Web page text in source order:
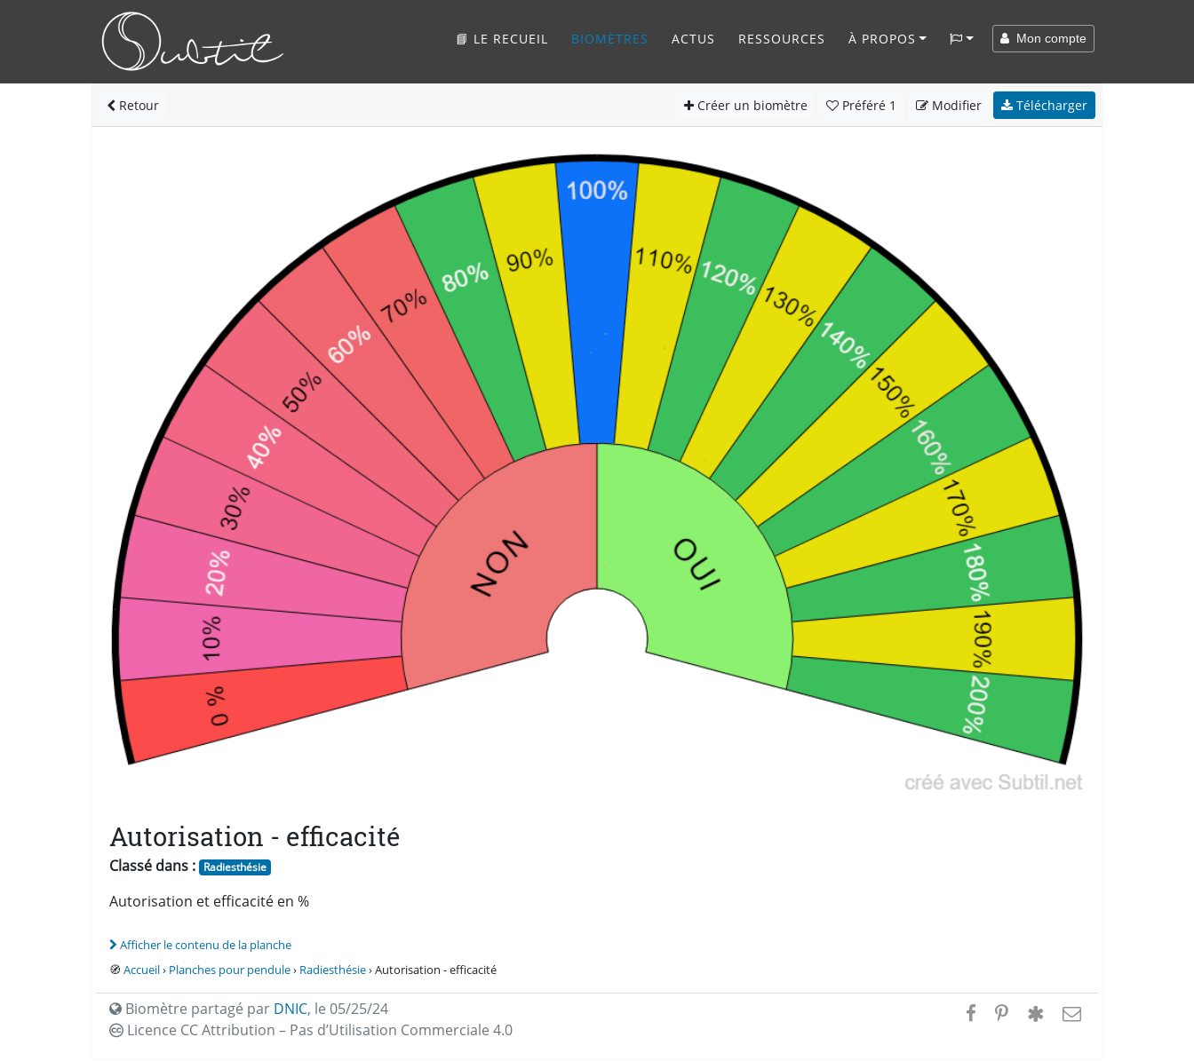
📘 LE RECUEIL BIOMÈTRES ACTUS RESSOURCES À PROPOS Mon compte
Retour Créer un biomètre Préféré 1 Modifier Télécharger
Autorisation - efficacité
Classé dans : Radiesthésie
Autorisation et efficacité en %
Afficher le contenu de la planche
🧭 Accueil› Planches pour pendule› Radiesthésie› Autorisation - efficacité
Biomètre partagé par DNIC, le 05/25/24
Licence CCAttribution – Pas d’Utilisation Commerciale 4.0